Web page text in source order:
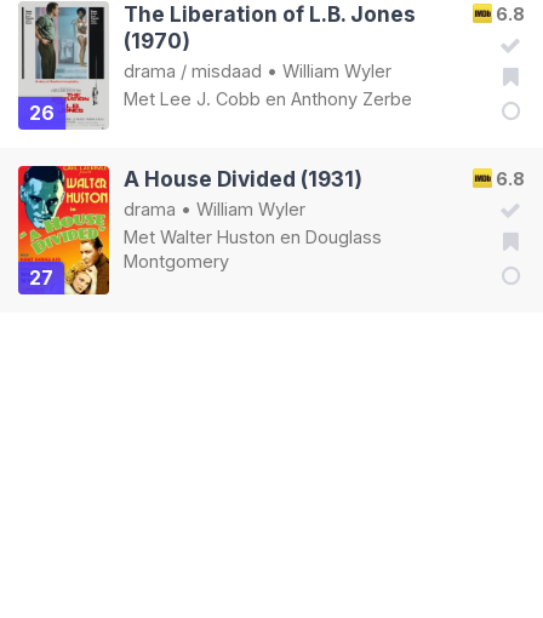
26
6.8
The Liberation of L.B. Jones
(1970)
drama / misdaad • William Wyler
Met Lee J. Cobb en Anthony Zerbe
27
6.8
A House Divided (1931)
drama • William Wyler
Met Walter Huston en Douglass
Montgomery